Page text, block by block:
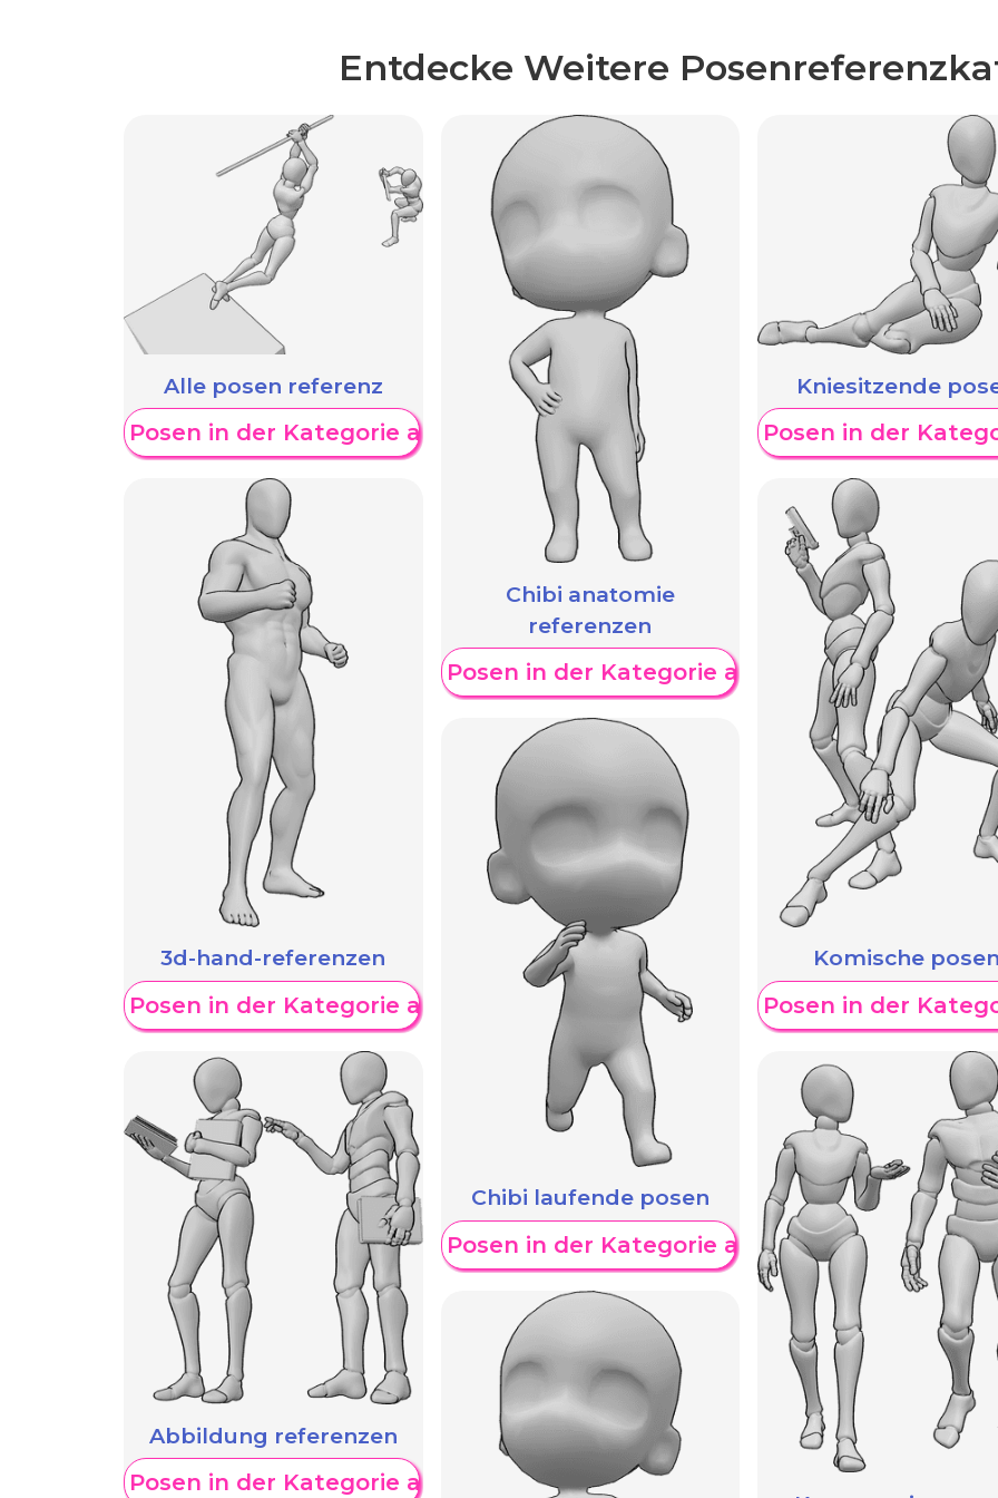
Entdecke Weitere
Alle posen referenz
Weitere Posen in der Kategorie anzeigen
3d-hand-referenzen
Weitere Posen in der Kategorie anzeigen
Abbildung referenzen
Weitere Posen in der Kategorie anzeigen
Chibi anatomie
referenzen
Weitere Posen in der Kategorie anzeigen
Chibi laufende posen
Weitere Posen in der Kategorie anzeigen
Kniesitzende
Weitere Posen in der
Komische
Weitere Posen in der